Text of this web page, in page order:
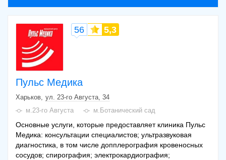
Пульс Медика
56 5,3
Харьков ул. 23-го Августа, 34
м.23-го Августа
м.Ботанический сад
Основные услуги, которые предоставляет клиника Пульс
Медика: консультации специалистов; ультразвуковая
диагностика, в том числе допплерография кровеносных
сосудов; спирография; электрокардиография;